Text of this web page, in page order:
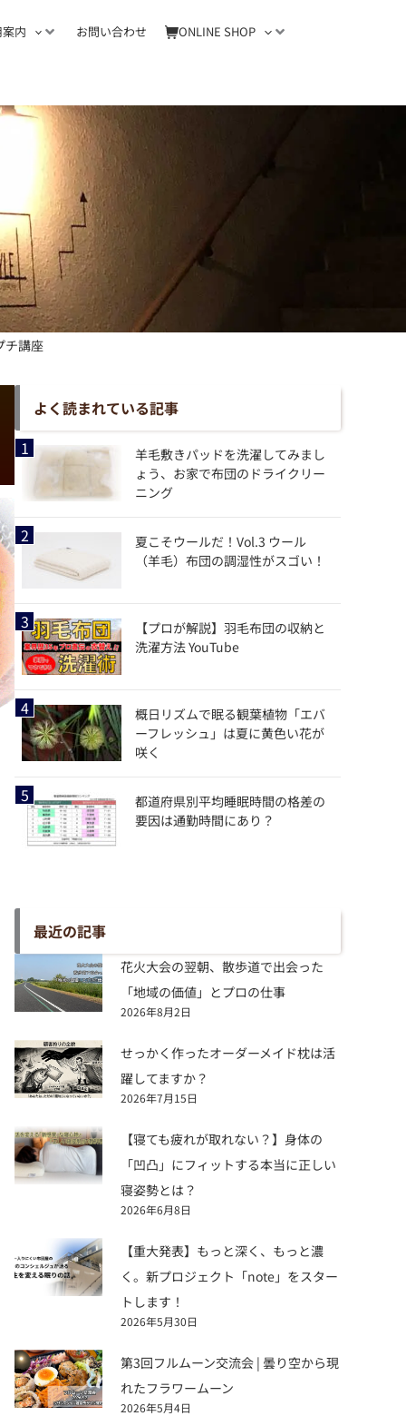
内 お問い合わせ ONLINE SHOP
チ講座
よく読まれている記事
羊毛敷きパッドを洗濯してみまし
ょう、お家で布団のドライクリー
ニング
夏こそウールだ！Vol.3 ウール
（羊毛）布団の調湿性がスゴい！
【プロが解説】羽毛布団の収納と
洗濯方法 YouTube
概日リズムで眠る観葉植物「エバ
ーフレッシュ」は夏に黄色い花が
咲く
都道府県別平均睡眠時間の格差の
要因は通勤時間にあり？
最近の記事
花火大会の翌朝、散歩道で出会った
「地域の価値」とプロの仕事
2026年8月2日
せっかく作ったオーダーメイド枕は活
躍してますか？
2026年7月15日
【寝ても疲れが取れない？】身体の
「凹凸」にフィットする本当に正しい
寝姿勢とは？
2026年6月8日
【重大発表】もっと深く、もっと濃
く。新プロジェクト「note」をスター
トします！
2026年5月30日
第3回フルムーン交流会 | 曇り空から現
れたフラワームーン
2026年5月4日